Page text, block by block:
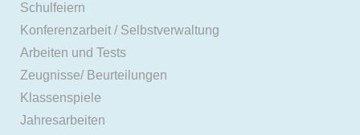
Schulfeiern
Konferenzarbeit / Selbstverwaltung
Arbeiten und Tests
Zeugnisse/ Beurteilungen
Klassenspiele
Jahresarbeiten